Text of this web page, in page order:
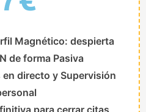
Magnético: despierta
de forma Pasiva
en directo y Supervisión
para cerrar citas